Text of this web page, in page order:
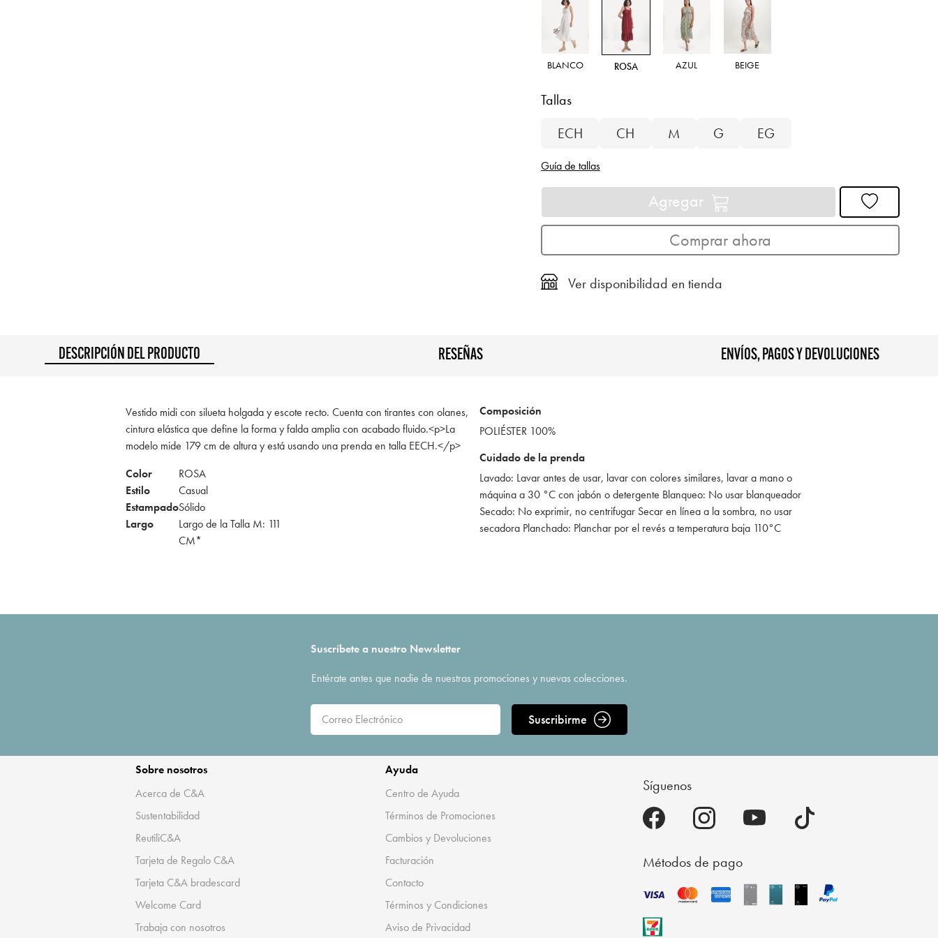
BLANCO ROSA AZUL BEIGE
Tallas
ECH
CH M G EG
Guía de tallas
Agregar
Comprar ahora
Ver disponibilidad en tienda
DESCRIPCIÓN DEL PRODUCTO RESEÑAS ENVÍOS, PAGOS Y DEVOLUCIONES
Vestido midi con silueta holgada y escote recto. Cuenta con tirantes con olanes,
cintura elástica que define la forma y falda amplia con acabado fluido.<p>La
modelo mide 179 cm de altura y está usando una prenda en talla EECH.</p>
Color
ROSA
Estilo
Casual
EstampadoSólido
Largo
Largo de la Talla M: 111
CM*
Composición
POLIÉSTER 100%
Cuidado de la prenda
Lavado: Lavar antes de usar, lavar con colores similares, lavar a mano o
máquina a 30 °C con jabón o detergente Blanqueo: No usar blanqueador
Secado: No exprimir, no centrifugar Secar en línea a la sombra, no usar
secadora Planchado: Planchar por el revés a temperatura baja 110°C
Suscríbete a nuestro Newsletter
Entérate antes que nadie de nuestras promociones y nuevas colecciones.
Suscribirme
Sobre nosotros
Acerca de C&A
Sustentabilidad
ReutiliC&A
Tarjeta de Regalo C&A
Tarjeta C&A bradescard
Welcome Card
Trabaja con nosotros
Ayuda
Centro de Ayuda
Términos de Promociones
Cambios y Devoluciones
Facturación
Contacto
Términos y Condiciones
Aviso de Privacidad
Síguenos
Métodos de pago